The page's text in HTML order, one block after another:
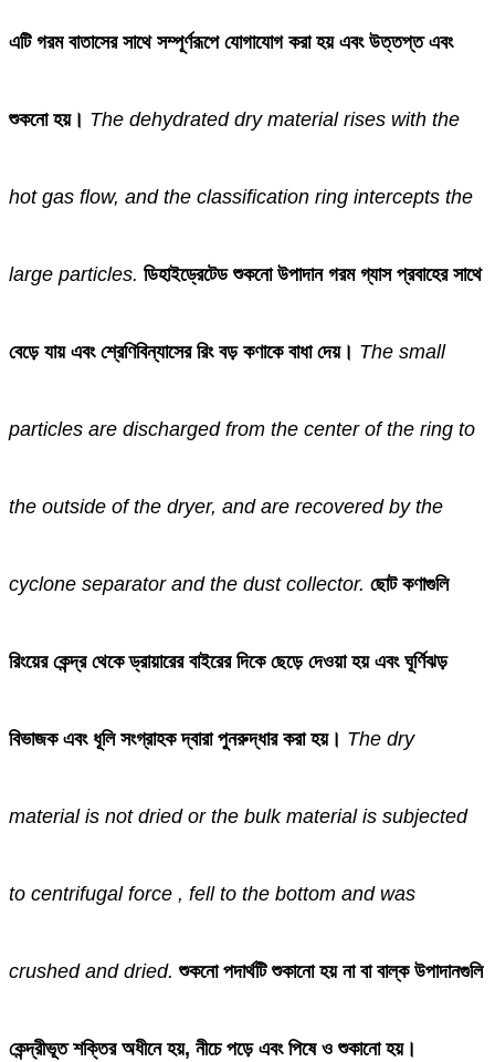
এটি গরম বাতাসের সাথে সম্পূর্ণরূপে যোগাযোগ করা হয় এবং উত্তপ্ত এবং
শুকনো হয়। The dehydrated dry material rises with the
hot gas flow, and the classification ring intercepts the
large particles. ডিহাইড্রেটেড শুকনো উপাদান গরম গ্যাস প্রবাহের সাথে
বেড়ে যায় এবং শ্রেণিবিন্যাসের রিং বড় কণাকে বাধা দেয়। The small
particles are discharged from the center of the ring to
the outside of the dryer, and are recovered by the
cyclone separator and the dust collector. ছোট কণাগুলি
রিংয়ের কেন্দ্র থেকে ড্রায়ারের বাইরের দিকে ছেড়ে দেওয়া হয় এবং ঘূর্ণিঝড়
বিভাজক এবং ধূলি সংগ্রাহক দ্বারা পুনরুদ্ধার করা হয়। The dry
material is not dried or the bulk material is subjected
to centrifugal force , fell to the bottom and was
crushed and dried. শুকনো পদার্থটি শুকানো হয় না বা বাল্ক উপাদানগুলি
কেন্দ্রীভূত শক্তির অধীনে হয়, নীচে পড়ে এবং পিষে ও শুকানো হয়।